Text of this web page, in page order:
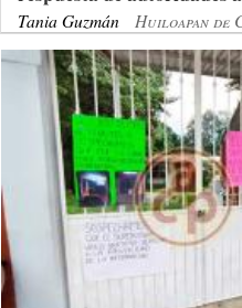
Tania Guzmán Huiloapan de